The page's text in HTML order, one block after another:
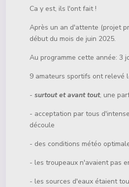
Ca y est, ils l'ont fait !
Après un an d'attente (projet
début du mois de juin 2025.
Au programme cette année: 3
9 amateurs sportifs ont relevé
- surtout et avant tout, une
- acceptation par tous
découle
- des conditions météo
- les troupeaux n'avaient pas
- les sources d'eaux étaient